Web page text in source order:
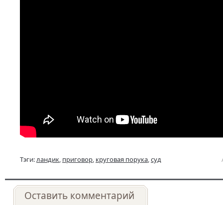
Тэги:ландик, приговор, круговая порука,суд
Оставить комментарий